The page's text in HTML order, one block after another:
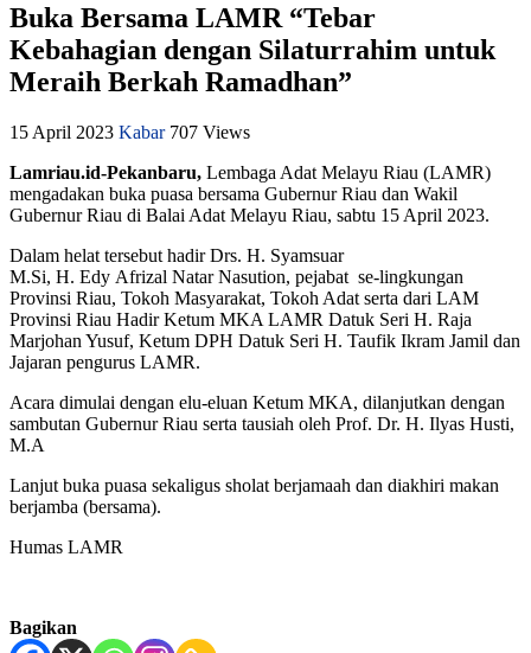
Buka Bersama LAMR “Tebar
Kebahagian dengan Silaturrahim untuk
Meraih Berkah Ramadhan”
15 April 2023 Kabar 707 Views
Lamriau.id-Pekanbaru, Lembaga Adat Melayu Riau (LAMR)
mengadakan buka puasa bersama Gubernur Riau dan Wakil
Gubernur Riau di Balai Adat Melayu Riau, sabtu 15 April 2023.
Dalam helat tersebut hadir Drs. H. Syamsuar
M.Si, H. Edy Afrizal Natar Nasution, pejabat se-lingkungan
Provinsi Riau, Tokoh Masyarakat, Tokoh Adat serta dari LAM
Provinsi Riau Hadir Ketum MKA LAMR Datuk Seri H. Raja
Marjohan Yusuf, Ketum DPH Datuk Seri H. Taufik Ikram Jamil dan
Jajaran pengurus LAMR.
Acara dimulai dengan elu-eluan Ketum MKA, dilanjutkan dengan
sambutan Gubernur Riau serta tausiah oleh Prof. Dr. H. Ilyas Husti,
M.A
Lanjut buka puasa sekaligus sholat berjamaah dan diakhiri makan
berjamba (bersama).
Humas LAMR
Bagikan